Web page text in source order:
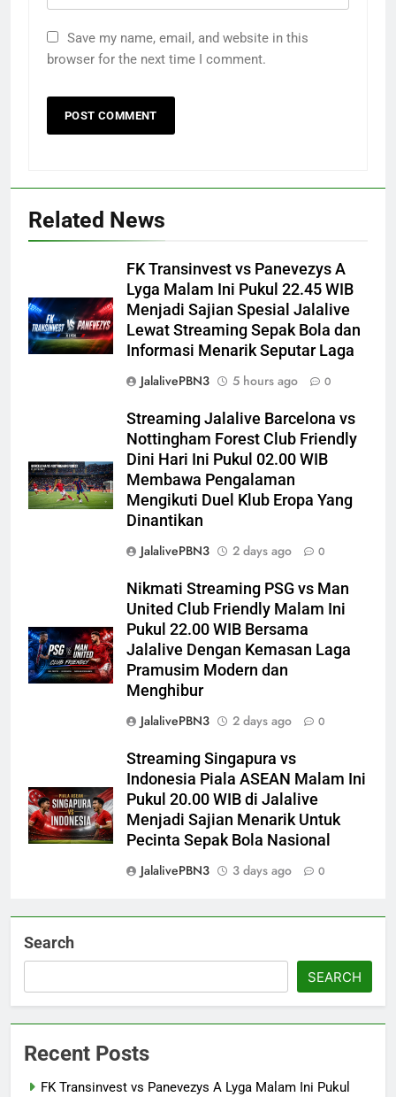
Save my name, email, and website in this
browser for the next time I comment.
Related News
FK Transinvest vs Panevezys A
Lyga Malam Ini Pukul 22.45 WIB
Menjadi Sajian Spesial Jalalive
Lewat Streaming Sepak Bola dan
Informasi Menarik Seputar Laga
JalalivePBN3
5 hours ago 0
Streaming Jalalive Barcelona vs
Nottingham Forest Club Friendly
Dini Hari Ini Pukul 02.00 WIB
Membawa Pengalaman
Mengikuti Duel Klub Eropa Yang
Dinantikan
JalalivePBN3
2 days ago 0
Nikmati Streaming PSG vs Man
United Club Friendly Malam Ini
Pukul 22.00 WIB Bersama
Jalalive Dengan Kemasan Laga
Pramusim Modern dan
Menghibur
JalalivePBN3
2 days ago 0
Streaming Singapura vs
Indonesia Piala ASEAN Malam Ini
Pukul 20.00 WIB di Jalalive
Menjadi Sajian Menarik Untuk
Pecinta Sepak Bola Nasional
JalalivePBN3
3 days ago 0
Search
SEARCH
Recent Posts
FK Transinvest vs Panevezys A Lyga Malam Ini Pukul